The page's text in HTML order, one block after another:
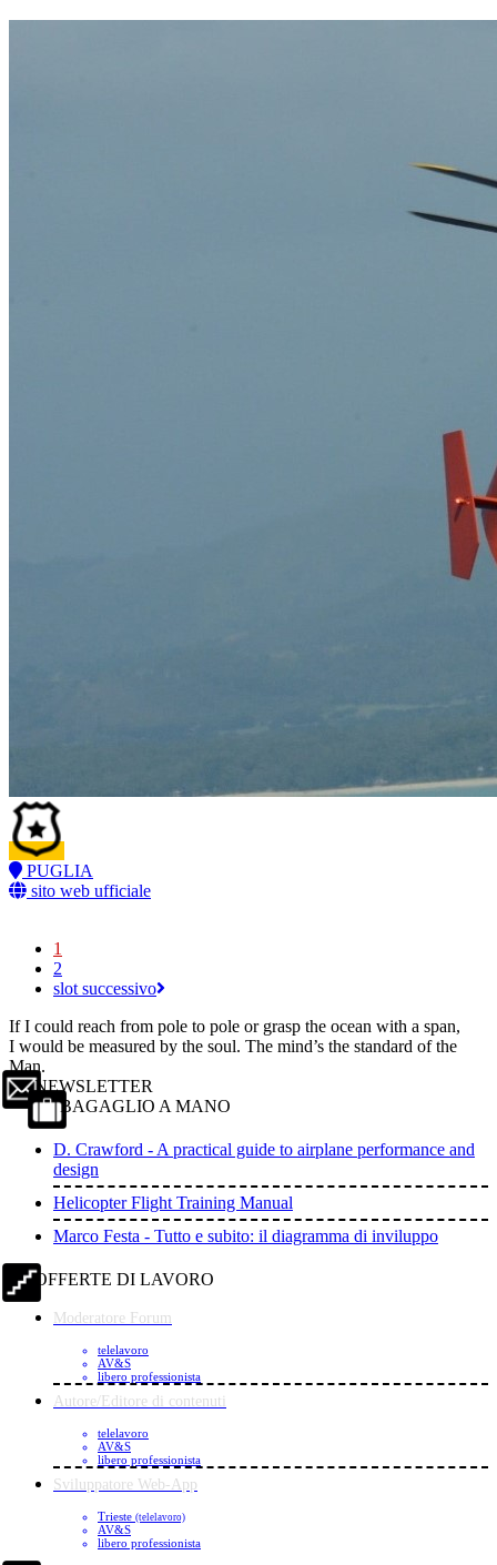
PUGLIA
sito web ufficiale
1
2
slot successivo
If I could reach from pole to pole or grasp the ocean with a span,
I would be measured by the soul. The mind’s the standard of the
Man.
NEWSLETTER
BAGAGLIO A MANO
D. Crawford - A practical guide to airplane performance and
design
Helicopter Flight Training Manual
Marco Festa - Tutto e subito: il diagramma di inviluppo
OFFERTE DI LAVORO
Moderatore Forum
telelavoro
AV&S
libero professionista
Autore/Editore di contenuti
telelavoro
AV&S
libero professionista
Sviluppatore Web-App
Trieste (telelavoro)
AV&S
libero professionista